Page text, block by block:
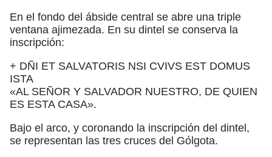
En el fondo del ábside central se abre una triple
ventana ajimezada. En su dintel se conserva la
inscripción:
+ DÑI ET SALVATORIS NSI CVIVS EST DOMUS
ISTA
«AL SEÑOR Y SALVADOR NUESTRO, DE QUIEN
ES ESTA CASA».
Bajo el arco, y coronando la inscripción del dintel,
se representan las tres cruces del Gólgota.